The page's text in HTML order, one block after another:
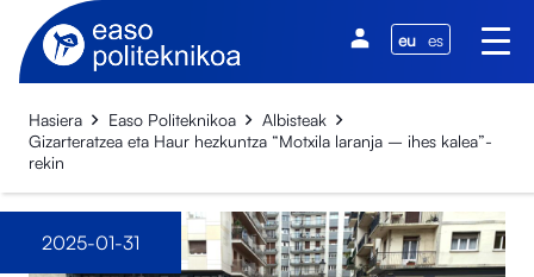
eu es
Hasiera Easo Politeknikoa
Albisteak
Gizarteratzea eta Haur hezkuntza “Motxila laranja – ihes kalea”-
rekin
2025-01-31